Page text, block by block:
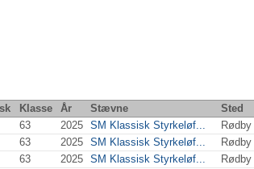
Klasse År Stævne
Sted
63 2025 SM Klassisk Styrkeløf...
Rødby
63 2025 SM Klassisk Styrkeløf...
Rødby
63 2025 SM Klassisk Styrkeløf...
Rødby